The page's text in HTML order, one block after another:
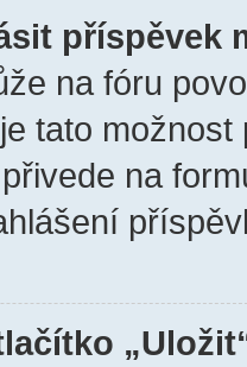
příspěvek
na fóru
tato
na